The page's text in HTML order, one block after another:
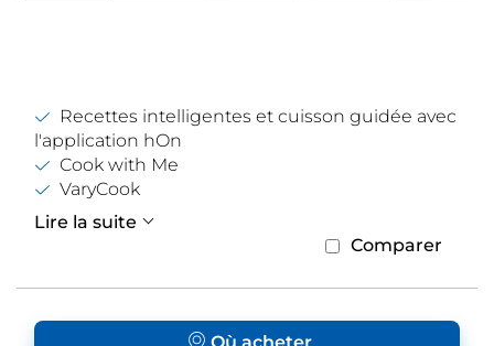
Recettes intelligentes et cuisson guidée avec
l'application hOn
Cook with Me
VaryCook
Lire la suite
Comparer